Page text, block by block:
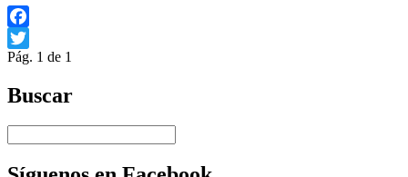
Facebook
Twitter
Pág. 1 de 1
Buscar